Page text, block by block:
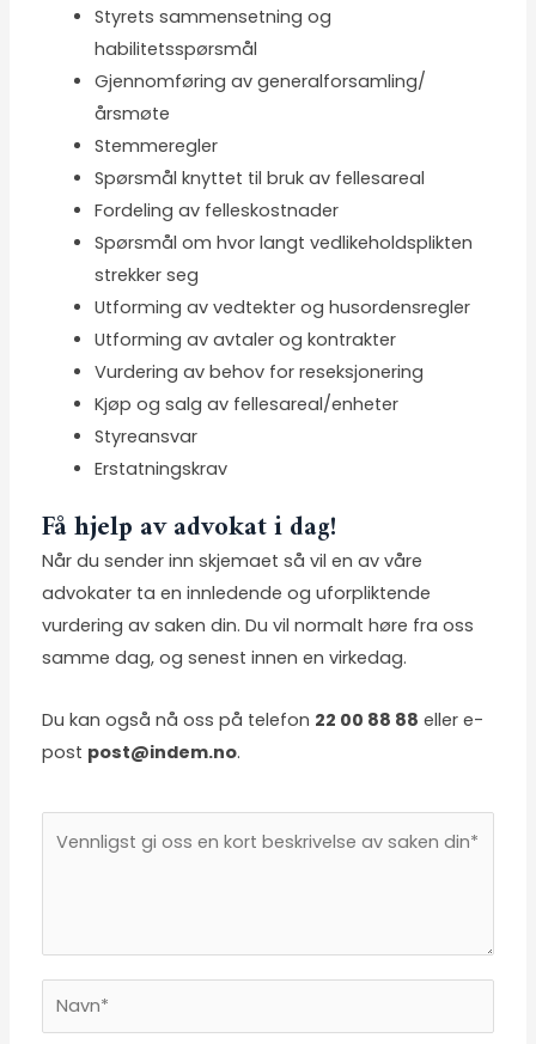
Styrets sammensetning og
habilitetsspørsmål
Gjennomføring av generalforsamling/
årsmøte
Stemmeregler
Spørsmål knyttet til bruk av fellesareal
Fordeling av felleskostnader
Spørsmål om hvor langt vedlikeholdsplikten
strekker seg
Utforming av vedtekter og husordensregler
Utforming av avtaler og kontrakter
Vurdering av behov for reseksjonering
Kjøp og salg av fellesareal/enheter
Styreansvar
Erstatningskrav
Få hjelp av advokat i dag!
Når du sender inn skjemaet så vil en av våre
advokater ta en innledende og uforpliktende
vurdering av saken din. Du vil normalt høre fra oss
samme dag, og senest innen en virkedag.
Du kan også nå oss på telefon 22 00 88 88 eller e-
post post@indem.no.